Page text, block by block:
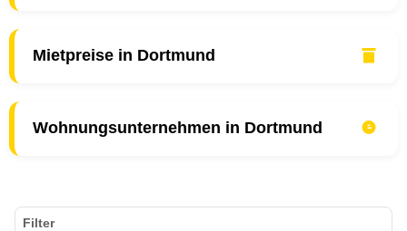
Mietpreise in Dortmund
Wohnungsunternehmen in Dortmund
Filter